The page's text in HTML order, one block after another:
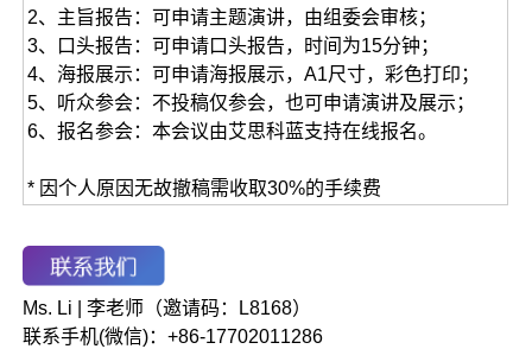
2、主旨报告：可申请主题演讲，由组委会审核；
3、口头报告：可申请口头报告，时间为15分钟；
4、海报展示：可申请海报展示，A1尺寸，彩色打印；
5、听众参会：不投稿仅参会，也可申请演讲及展示；
6、报名参会：本会议由艾思科蓝支持在线报名。
* 因个人原因无故撤稿需收取30%的手续费
Ms. Li | 李老师（邀请码：L8168）
联系手机(微信)：+86-17702011286